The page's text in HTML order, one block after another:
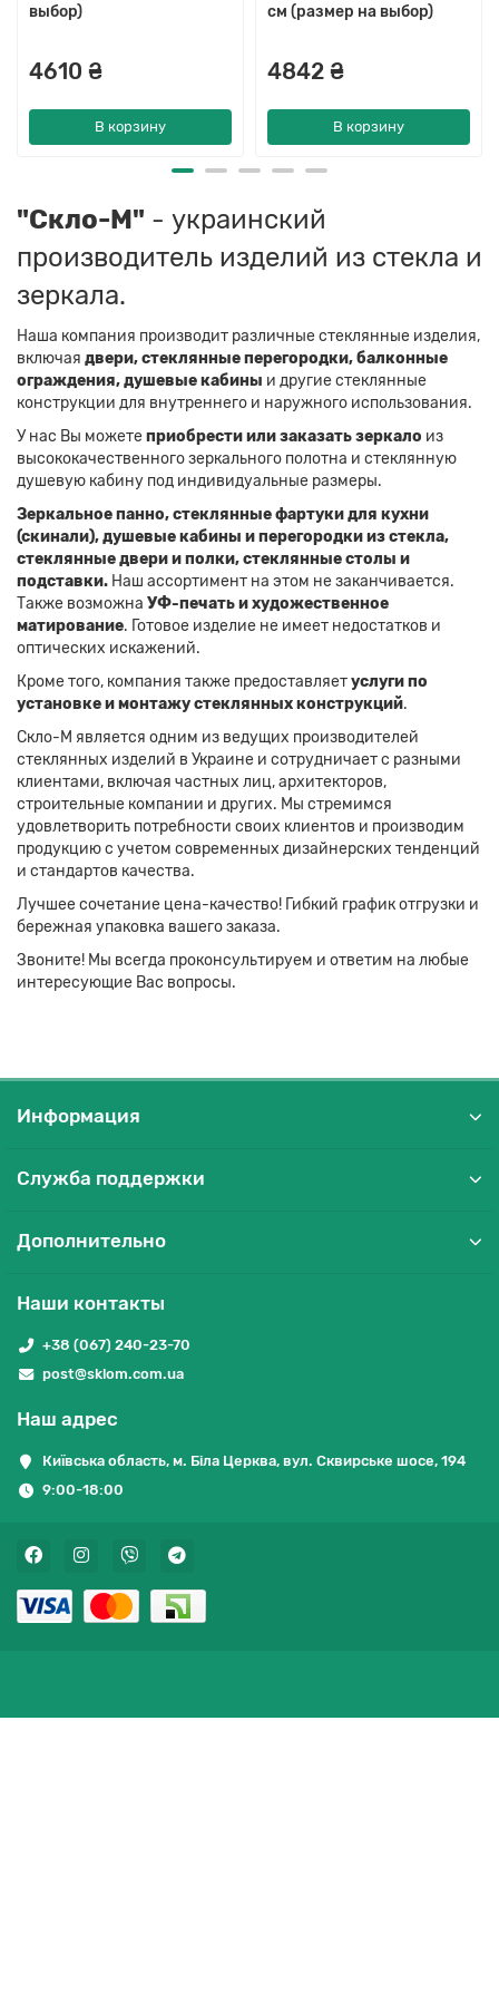
выбор)
4610 ₴
В корзину
см (размер на выбор)
4842 ₴
В корзину
"Скло-М" - украинский
производитель изделий из стекла и
зеркала.
Наша компания производит различные стеклянные изделия,
включая двери, стеклянные перегородки, балконные
ограждения, душевые кабины и другие стеклянные
конструкции для внутреннего и наружного использования.
У нас Вы можетеприобрести или заказать зеркало из
высококачественного зеркального полотна и стеклянную
душевую кабину под индивидуальные размеры.
Зеркальное панно, стеклянные фартуки для кухни
(скинали), душевые кабины и перегородки из стекла,
стеклянные двери и полки, стеклянные столы и
подставки. Наш ассортимент на этом не заканчивается.
Также возможна УФ-печать и художественное
матирование. Готовое изделие не имеет недостатков и
оптических искажений.
Кроме того, компания также предоставляетуслуги по
установке и монтажу стеклянных конструкций.
Скло-М является одним из ведущих производителей
стеклянных изделий в Украине и сотрудничает с разными
клиентами, включая частных лиц, архитекторов,
строительные компании и других. Мы стремимся
удовлетворить потребности своих клиентов и производим
продукцию с учетом современных дизайнерских тенденций
и стандартов качества.
Лучшее сочетание цена-качество! Гибкий график отгрузки и
бережная упаковка вашего заказа.
Звоните! Мы всегда проконсультируем и ответим на любые
интересующие Вас вопросы.
Информация
Служба поддержки
Дополнительно
Наши контакты
+38 (067) 240-23-70
post@sklom.com.ua
Наш адрес
Київська область, м. Біла Церква, вул. Сквирське шосе, 194
9:00-18:00